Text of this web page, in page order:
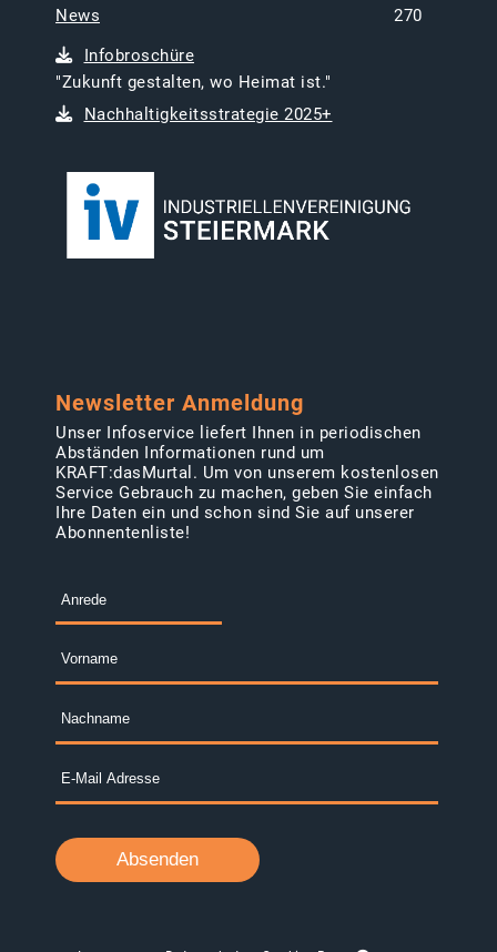
News
270
Infobroschüre
"Zukunft gestalten, wo Heimat ist."
Nachhaltigkeitsstrategie 2025+
Newsletter Anmeldung
Unser Infoservice liefert Ihnen in periodischen
Abständen Informationen rund um
KRAFT:dasMurtal. Um von unserem kostenlosen
Service Gebrauch zu machen, geben Sie einfach
Ihre Daten ein und schon sind Sie auf unserer
Abonnentenliste!